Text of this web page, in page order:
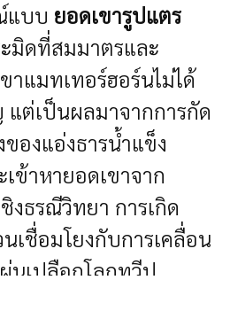
แบบ ยอดเขารูปแตร
มิดที่สมมาตรและ
าแมทเทอร์ฮอร์นไม่ได้
แต่เป็นผลมาจากการกัด
ของแอ่งธารน้ำแข็ง
ข้าหายอดเขาจาก
งธรณีวิทยา การเกิด
เชื่อมโยงกับการเคลื่อน
นเปลือกโลกทวีป